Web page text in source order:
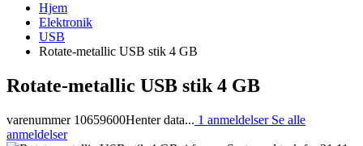
Hjem
Elektronik
USB
Rotate-metallic USB stik 4 GB
Rotate-metallic USB stik 4 GB
varenummer 10659600Henter data... 1 anmeldelser Se alle
anmeldelser